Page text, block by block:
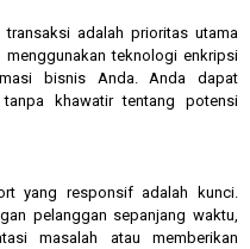
adalah prioritas utama
menggunakan teknologi enkripsi
bisnis Anda. Anda dapat
khawatir tentang potensi
yang responsif adalah kunci.
pelanggan sepanjang waktu,
masalah atau memberikan